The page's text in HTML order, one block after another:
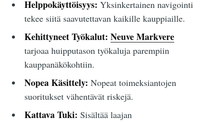
Helppokäyttöisyys: Yksinkertainen navigointi
tekee siitä saavutettavan kaikille kauppiaille.
Kehittyneet Työkalut: Neuve Markvere
tarjoaa huipputason työkaluja parempiin
kauppanäkökohtiin.
Nopea Käsittely: Nopeat toimeksiantojen
suoritukset vähentävät riskejä.
Kattava Tuki: Sisältää laajan